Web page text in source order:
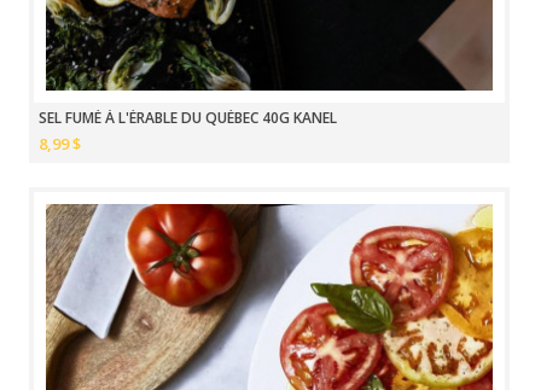
SEL FUMÉ À L'ÉRABLE DU QUÉBEC 40G KANEL
8,99 $